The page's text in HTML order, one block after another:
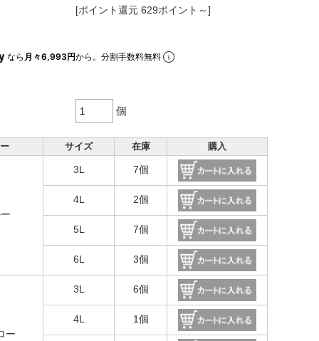
[ポイント還元 629ポイント～]
なら 月々6,993円から。分割手数料無料
個
サイズ 在庫 購入
3L 7個
4L 2個
5L 7個
6L 3個
ー
3L 6個
4L 1個